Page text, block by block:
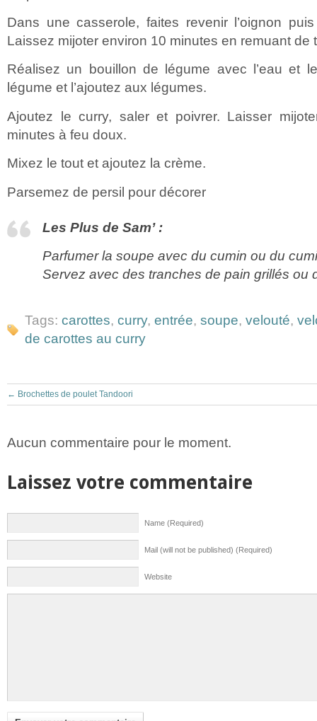
Dans une casserole, faites revenir l’oignon
Laissez mijoter environ 10 minutes en remuant de
Réalisez un bouillon de légume avec l’eau et
légume et l’ajoutez aux légumes.
Ajoutez le curry, saler et poivrer. Laisser
minutes à feu doux.
Mixez le tout et ajoutez la crème.
Parsemez de persil pour décorer
Les Plus de Sam’ :
Parfumer la soupe avec du cumin ou du
Servez avec des tranches de pain grillés ou
Tags: carottes, curry, entrée, soupe, velouté,
de carottes au curry
← Brochettes de poulet Tandoori
Aucun commentaire pour le moment.
Laissez votre commentaire
Name (Required)
Mail (will not be published) (Required)
Website